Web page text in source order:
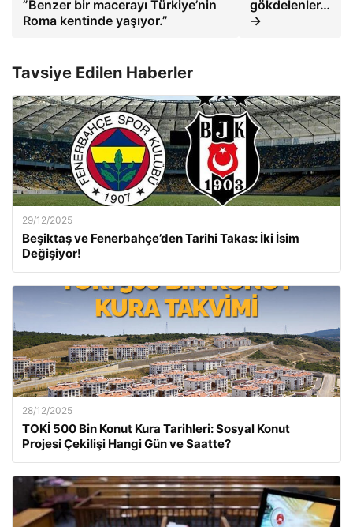
”Benzer bir macerayı Türkiye’nin
Roma kentinde yaşıyor.”
gökdelenler…
→
Tavsiye Edilen Haberler
29/12/2025
Beşiktaş ve Fenerbahçe’den Tarihi Takas: İki İsim
Değişiyor!
28/12/2025
TOKİ 500 Bin Konut Kura Tarihleri: Sosyal Konut
Projesi Çekilişi Hangi Gün ve Saatte?